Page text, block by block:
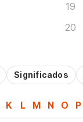
Significados
K L M N O P